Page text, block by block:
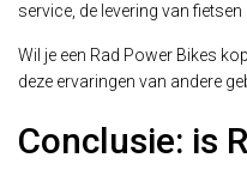
service, de levering van
Wil je een Rad Power Bikes
deze ervaringen van andere
Conclusie: is